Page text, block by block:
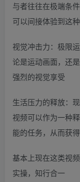
与者往往在极端条
可以间接体验到这
视觉冲击力：极限
论是运动画面，还
强烈的视觉享受
生活压力的释放：
视频可以作为一种
能的任务，从而获
基本上现在这类视
实操，知行合一